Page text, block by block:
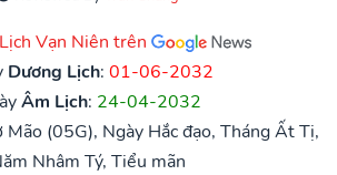
Vạn Niên trên
Dương Lịch: 01-06-2032
Âm Lịch: 24-04-2032
Mão (05G), Ngày Hắc đạo, Tháng Ất Tị,
Nhâm Tý, Tiểu mãn